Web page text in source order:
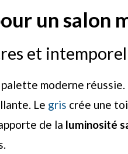
un salon
et
moderne
Le gris crée une
de la luminosité